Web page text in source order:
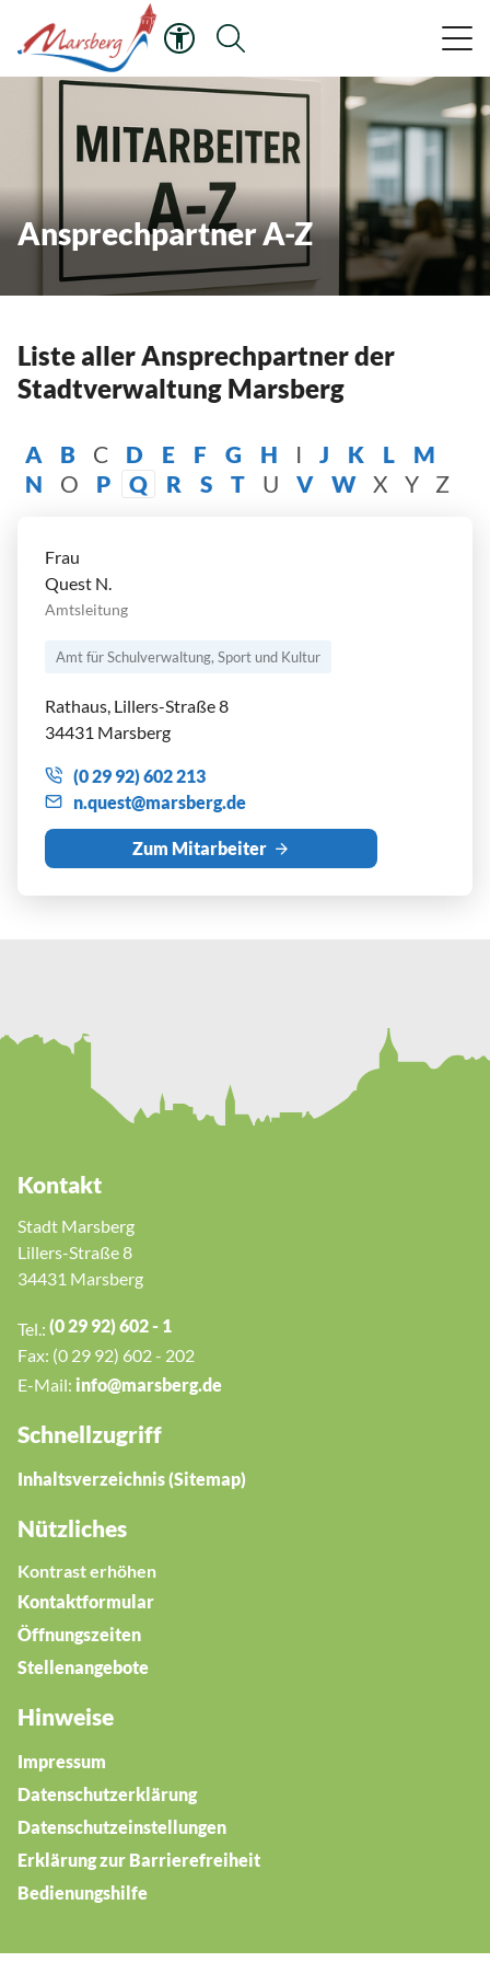
Ansprechpartner A-Z
Liste aller Ansprechpartner der
Stadtverwaltung Marsberg
A B C D E F G H I J K L
M
N
O P Q R S T U V W X Y Z
Frau
Quest N.
Amtsleitung
Amt für Schulverwaltung, Sport und Kultur
Rathaus, Lillers-Straße 8
34431 Marsberg
(0 29 92) 602 213
n q st m rsb rg d
Zum Mitarbeiter
Kontakt
Stadt Marsberg
Lillers-Straße 8
34431 Marsberg
Tel.: (0 29 92) 602 - 1
Fax: (0 29 92) 602 - 202
E-Mail: nf m rsb rg d
Schnellzugriff
Inhaltsverzeichnis (Sitemap)
Nützliches
Kontrast erhöhen
Kontaktformular
Öffnungszeiten
Stellenangebote
Hinweise
Impressum
Datenschutzerklärung
Datenschutzeinstellungen
Erklärung zur Barrierefreiheit
Bedienungshilfe